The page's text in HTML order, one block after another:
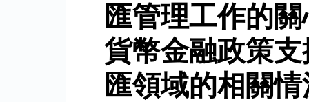
匯管理工作的
貨幣金融政策
匯領域的相關